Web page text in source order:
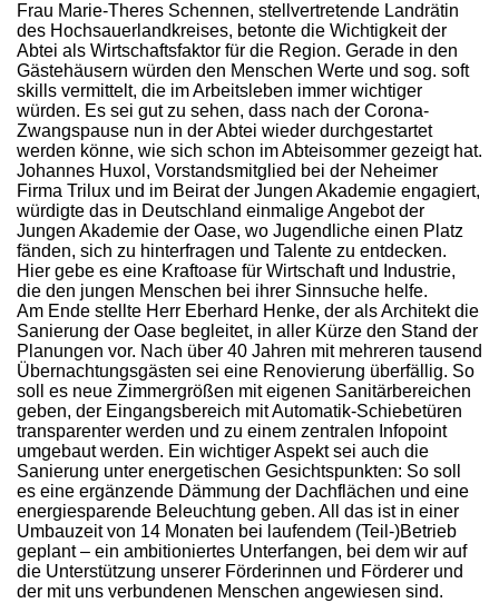
Frau Marie-Theres Schennen, stellvertretende Landrätin
des Hochsauerlandkreises, betonte die Wichtigkeit der
Abtei als Wirtschaftsfaktor für die Region. Gerade in den
Gästehäusern würden den Menschen Werte und sog. soft
skills vermittelt, die im Arbeitsleben immer wichtiger
würden. Es sei gut zu sehen, dass nach der Corona-
Zwangspause nun in der Abtei wieder durchgestartet
werden könne, wie sich schon im Abteisommer gezeigt hat.
Johannes Huxol, Vorstandsmitglied bei der Neheimer
Firma Trilux und im Beirat der Jungen Akademie engagiert,
würdigte das in Deutschland einmalige Angebot der
Jungen Akademie der Oase, wo Jugendliche einen Platz
fänden, sich zu hinterfragen und Talente zu entdecken.
Hier gebe es eine Kraftoase für Wirtschaft und Industrie,
die den jungen Menschen bei ihrer Sinnsuche helfe.
Am Ende stellte Herr Eberhard Henke, der als Architekt die
Sanierung der Oase begleitet, in aller Kürze den Stand der
Planungen vor. Nach über 40 Jahren mit mehreren tausend
Übernachtungsgästen sei eine Renovierung überfällig. So
soll es neue Zimmergrößen mit eigenen Sanitärbereichen
geben, der Eingangsbereich mit Automatik-Schiebetüren
transparenter werden und zu einem zentralen Infopoint
umgebaut werden. Ein wichtiger Aspekt sei auch die
Sanierung unter energetischen Gesichtspunkten: So soll
es eine ergänzende Dämmung der Dachflächen und eine
energiesparende Beleuchtung geben. All das ist in einer
Umbauzeit von 14 Monaten bei laufendem (Teil-)Betrieb
geplant – ein ambitioniertes Unterfangen, bei dem wir auf
die Unterstützung unserer Förderinnen und Förderer und
der mit uns verbundenen Menschen angewiesen sind.